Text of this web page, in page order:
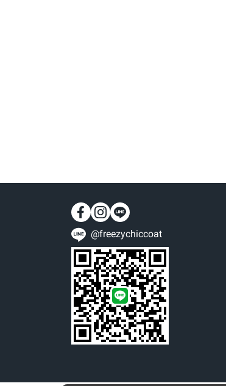
ผ้าหนัง
เสื้อฟลีซ
ผ้าคอนตอน
ผ้าเฟอร์
ผ้าทวิต
ผ้าขนเป็ด
ผ้าโพลีนวม
@freezychiccoat